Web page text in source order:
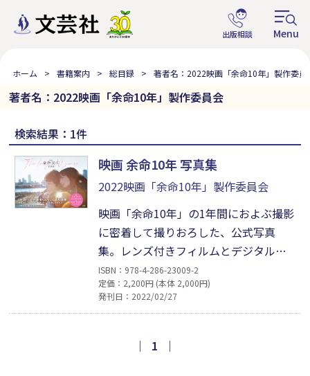
ホーム 書籍案内 総目録 著者名：2022映画「余命10年」製作委員
著者名：2022映画「余命10年」製作委員会
検索結果：1件
映画 余命10年 写真集
2022映画「余命10年」製作委員会
映画「余命10年」の1年間におよぶ撮影
に密着して撮りおろした、公式写真
集。レンズ付きフィルムとデジタルの2
種類のカメラを使用。小松菜奈自身が
選んだ、臨場感あふれる、ここでしか
見られない写真が満載!! 「涙よりもせ
中に永遠に刻まれる。茉莉（小松菜
ISBN：978-4-286-23009-2
定価：2,200円 (本体 2,000円)
発刊日：2022/02/27
｜ 1 ｜